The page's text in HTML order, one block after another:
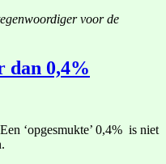
voor de
dan 0,4%
‘opgesmukte’ 0,4% is niet